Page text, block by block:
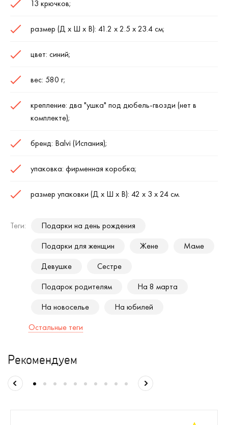
13 крючков;
размер (Д х Ш х В): 41.2 х 2.5 х 23.4 см;
цвет: синий;
вес: 580 г;
крепление: два "ушка" под дюбель-гвозди (нет в
комплекте);
бренд: Balvi (Испания);
упаковка: фирменная коробка;
размер упаковки (Д х Ш х В): 42 х 3 х 24 см.
Теги:
Подарки на день рождения
Подарки для женщин
Жене
Маме
Девушке
Сестре
Подарок родителям
На 8 марта
На новоселье
На юбилей
Остальные теги
Рекомендуем